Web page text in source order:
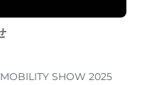
SHOW 2025